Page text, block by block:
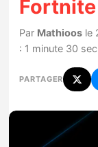
Hardware
Mises à
Chiffres
Rumeurs
Fortnite
Par Mathioos le
: 1 minute 30 sec
PARTAGER